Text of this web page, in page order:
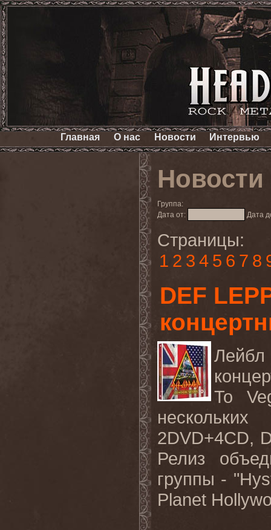
Главная О нас Новости Интервью
Новости
Группа:
Дата от:
Дата
Страницы:
1 2 3 4 5 6 7 8
DEF
Лейбл
To
2DVD+4CD,
Релиз
группы -
Planet